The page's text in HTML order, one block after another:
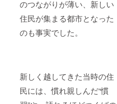
のつながりが薄い、新しい
住民が集まる都市となった
のも事実でした。
新しく越してきた当時の住
民には、慣れ親しんだ“慣